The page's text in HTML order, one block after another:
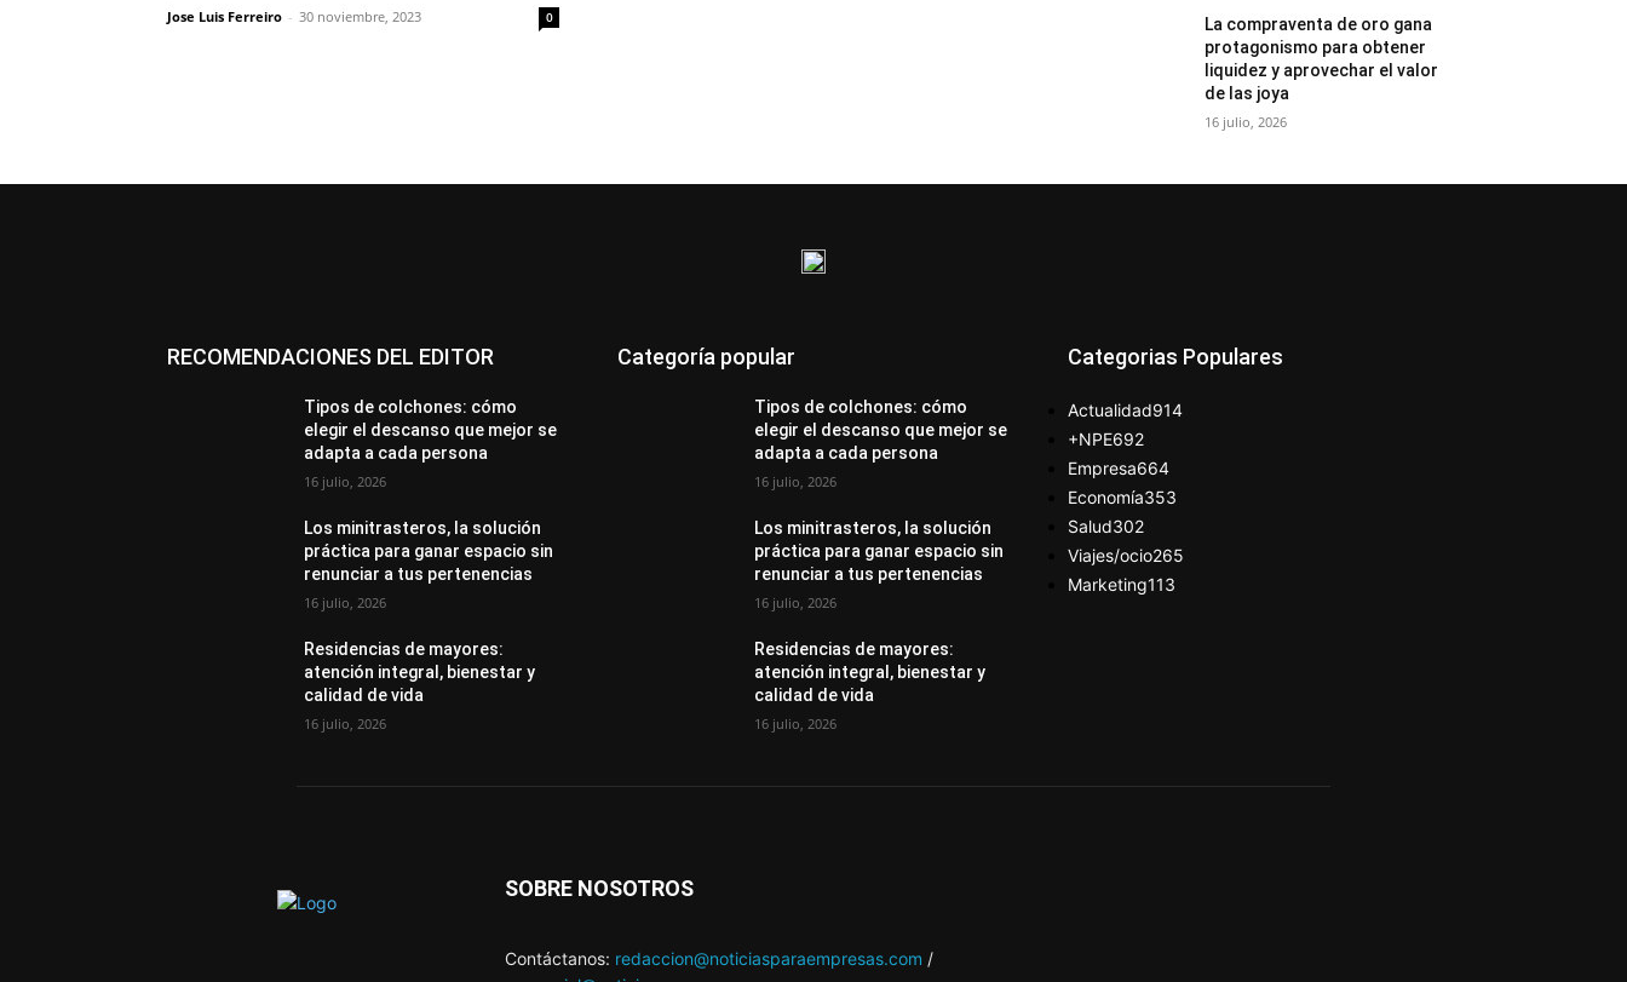
Jose Luis Ferreiro - 30 noviembre, 2023 0
La compraventa de oro gana
protagonismo para obtener
liquidez y aprovechar el valor
de las joya
16 julio, 2026
RECOMENDACIONES DEL EDITOR
Tipos de colchones: cómo
elegir el descanso que mejor se
adapta a cada persona
16 julio, 2026
Los minitrasteros, la solución
práctica para ganar espacio sin
renunciar a tus pertenencias
16 julio, 2026
Residencias de mayores:
atención integral, bienestar y
calidad de vida
16 julio, 2026
Categoría popular
Tipos de colchones: cómo
elegir el descanso que mejor se
adapta a cada persona
16 julio, 2026
Los minitrasteros, la solución
práctica para ganar espacio sin
renunciar a tus pertenencias
16 julio, 2026
Residencias de mayores:
atención integral, bienestar y
calidad de vida
16 julio, 2026
Categorias Populares
Actualidad914
+NPE692
Empresa664
Economía353
Salud302
Viajes/ocio265
Marketing113
SOBRE NOSOTROS
Contáctanos: redaccion@noticiasparaempresas.com /